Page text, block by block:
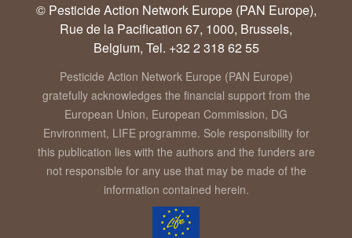
© Pesticide Action Network Europe (PAN Europe),
Rue de la Pacification 67, 1000, Brussels,
Belgium, Tel. +32 2 318 62 55
Pesticide Action Network Europe (PAN Europe)
gratefully acknowledges the financial support from the
European Union, European Commission, DG
Environment, LIFE programme. Sole responsibility for
this publication lies with the authors and the funders are
not responsible for any use that may be made of the
information contained herein.